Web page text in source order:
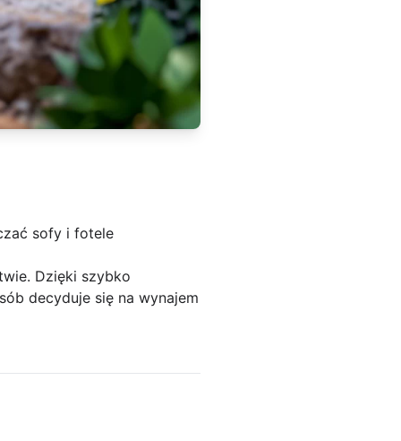
sofy i fotele
Dzięki szybko
decyduje się na wynajem